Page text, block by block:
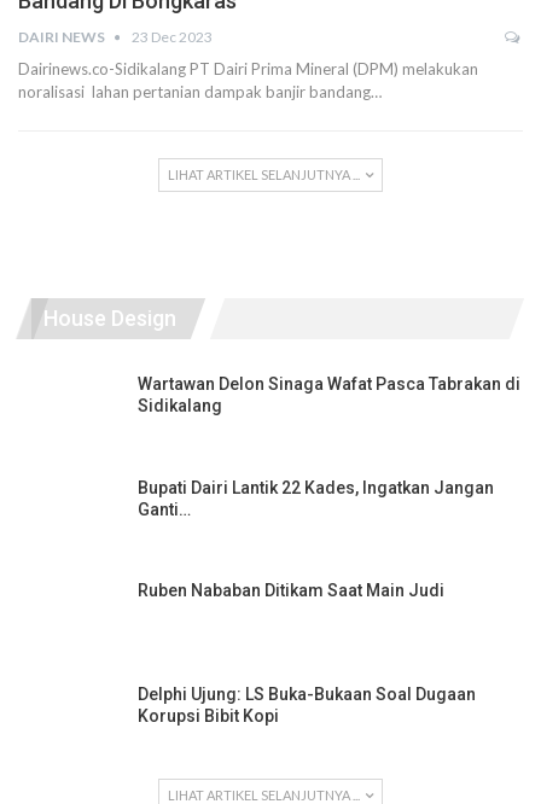
DAIRI NEWS 23 Dec 2023
Dairinews.co-Sidikalang PT Dairi Prima Mineral (DPM) melakukan
noralisasi lahan pertanian dampak banjir bandang…
LIHAT ARTIKEL SELANJUTNYA ...
House Design
Wartawan Delon Sinaga Wafat Pasca Tabrakan di
Sidikalang
Bupati Dairi Lantik 22 Kades, Ingatkan Jangan
Ganti…
Ruben Nababan Ditikam Saat Main Judi
Delphi Ujung: LS Buka-Bukaan Soal Dugaan
Korupsi Bibit Kopi
LIHAT ARTIKEL SELANJUTNYA ...